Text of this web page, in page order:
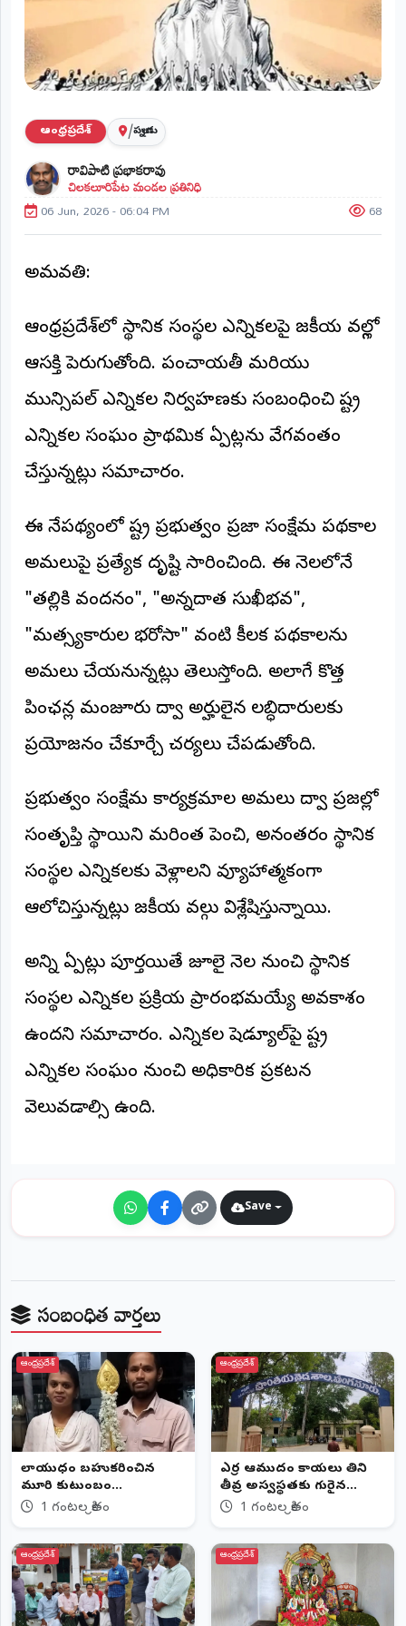
ప్రాంతీయ
వార్తలు
(STATE)
తెలంగాణ
ఆంధ్రప్రదేశ్
ప్రధాన
విభాగాలు
(MAIN)
క్రీడలు
జాతీయం
అంతర్జాతీయం
ఆర్టీఐ
రిపోర్టర్స్
(REPORTERS
DESK)
మా
రిపోర్టర్లు
రిపోర్టర్‌గా
(Login)
©
2026
NTODAY
NEWS
క్షణం
ఆంధ్రప్రదేశ్ /పల్నాడు
రావిపాటి ప్రభాకరావు
చిలకలూరిపేట మండల ప్రతినిధి
06 Jun, 2026 - 06:04 PM 68
అమరావతి:
ఆంధ్రప్రదేశ్‌లో స్థానిక సంస్థల ఎన్నికలపై రాజకీయ వర్గాల్లో
ఆసక్తి పెరుగుతోంది. పంచాయతీ మరియు
మున్సిపల్ ఎన్నికల నిర్వహణకు సంబంధించి రాష్ట్ర
ఎన్నికల సంఘం ప్రాథమిక ఏర్పాట్లను వేగవంతం
చేస్తున్నట్లు సమాచారం.
ఈ నేపథ్యంలో రాష్ట్ర ప్రభుత్వం ప్రజా సంక్షేమ పథకాల
అమలుపై ప్రత్యేక దృష్టి సారించింది. ఈ నెలలోనే
"తల్లికి వందనం", "అన్నదాత సుఖీభవ",
"మత్స్యకారుల భరోసా" వంటి కీలక పథకాలను
అమలు చేయనున్నట్లు తెలుస్తోంది. అలాగే కొత్త
పింఛన్ల మంజూరు ద్వారా అర్హులైన లబ్ధిదారులకు
ప్రయోజనం చేకూర్చే చర్యలు చేపడుతోంది.
ప్రభుత్వం సంక్షేమ కార్యక్రమాల అమలు ద్వారా ప్రజల్లో
సంతృప్తి స్థాయిని మరింత పెంచి, అనంతరం స్థానిక
సంస్థల ఎన్నికలకు వెళ్లాలని వ్యూహాత్మకంగా
ఆలోచిస్తున్నట్లు రాజకీయ వర్గాలు విశ్లేషిస్తున్నాయి.
అన్ని ఏర్పాట్లు పూర్తయితే జూలై నెల నుంచి స్థానిక
సంస్థల ఎన్నికల ప్రక్రియ ప్రారంభమయ్యే అవకాశం
ఉందని సమాచారం. ఎన్నికల షెడ్యూల్‌పై రాష్ట్ర
ఎన్నికల సంఘం నుంచి అధికారిక ప్రకటన
వెలువడాల్సి ఉంది.
Save
సంబంధిత వార్తలు
ఆంధ్రప్రదేశ్
వేలాయుధం బహుకరించిన
వేమూరి కుటుంబం...
1 గంటల క్రితం
ఆంధ్రప్రదేశ్
ఎర్ర ఆముదం కాయలు తిని
తీవ్ర అస్వస్థతకు గురైన
చిన్నారులు...
1 గంటల క్రితం
ఆంధ్రప్రదేశ్ ఆంధ్రప్రదేశ్